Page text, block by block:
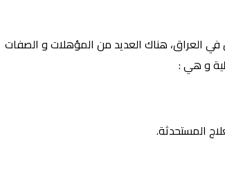
العراق، هناك العديد من المؤهلات و الصفات
و هي :
المستحدثة.